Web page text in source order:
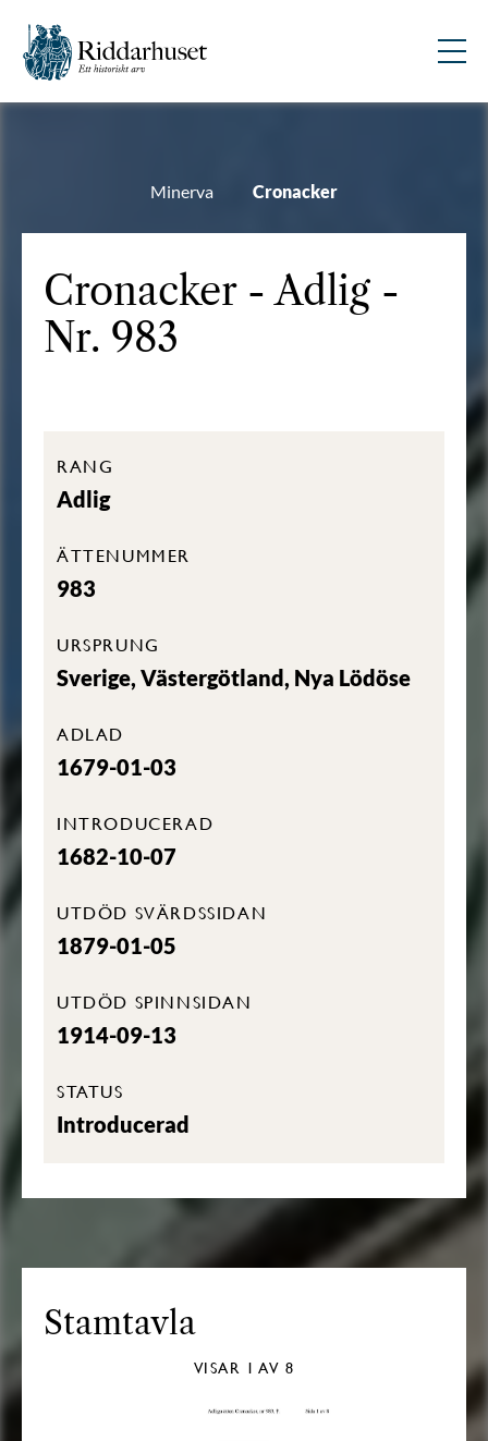
Minerva Cronacker
Cronacker - Adlig -
Nr. 983
RANG
Adlig
ÄTTENUMMER
983
URSPRUNG
Sverige, Västergötland, Nya Lödöse
ADLAD
1679-01-03
INTRODUCERAD
1682-10-07
UTDÖD SVÄRDSSIDAN
1879-01-05
UTDÖD SPINNSIDAN
1914-09-13
STATUS
Introducerad
Stamtavla
VISAR 1 AV 8